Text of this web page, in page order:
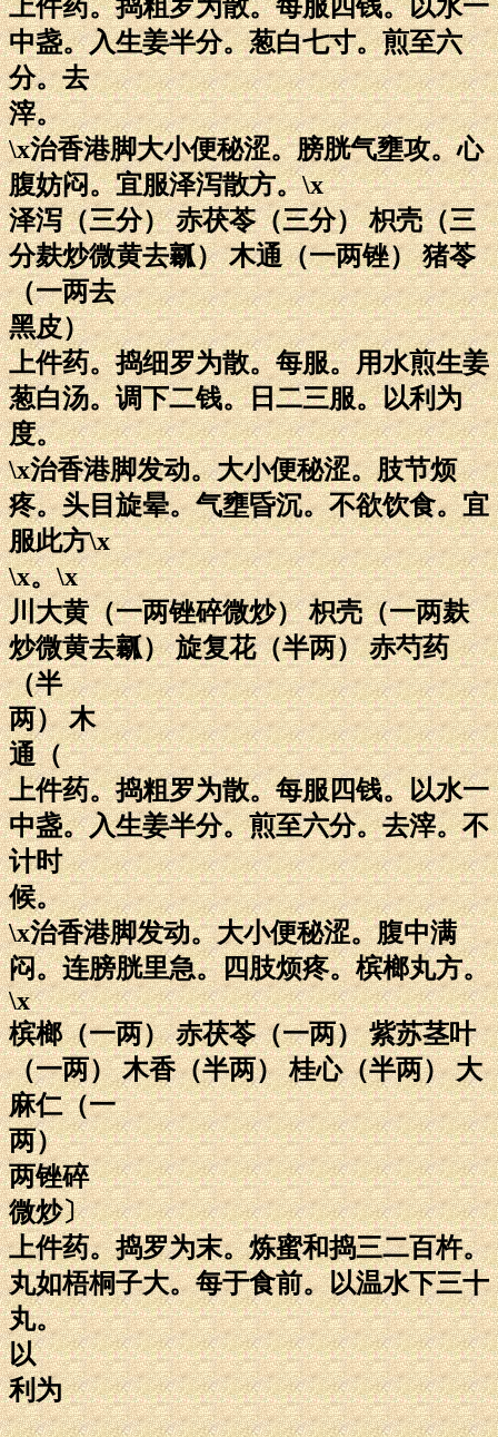
上件药。捣粗罗为散。每服四钱。以水一
中盏。入生姜半分。葱白七寸。煎至六
分。去
滓。
\x治香港脚大小便秘涩。膀胱气壅攻。心
腹妨闷。宜服泽泻散方。\x
泽泻（三分） 赤茯苓（三分） 枳壳（三
分麸炒微黄去瓤） 木通（一两锉） 猪苓
（一两去
黑皮）
上件药。捣细罗为散。每服。用水煎生姜
葱白汤。调下二钱。日二三服。以利为
度。
\x治香港脚发动。大小便秘涩。肢节烦
疼。头目旋晕。气壅昏沉。不欲饮食。宜
服此方\x
\x。\x
川大黄（一两锉碎微炒） 枳壳（一两麸
炒微黄去瓤） 旋复花（半两） 赤芍药
（半
两） 木
通（
上件药。捣粗罗为散。每服四钱。以水一
中盏。入生姜半分。煎至六分。去滓。不
计时
候。
\x治香港脚发动。大小便秘涩。腹中满
闷。连膀胱里急。四肢烦疼。槟榔丸方。
\x
槟榔（一两） 赤茯苓（一两） 紫苏茎叶
（一两） 木香（半两） 桂心（半两） 大
麻仁（一
两）
两锉碎
微炒〕
上件药。捣罗为末。炼蜜和捣三二百杵。
丸如梧桐子大。每于食前。以温水下三十
丸。
以
利为